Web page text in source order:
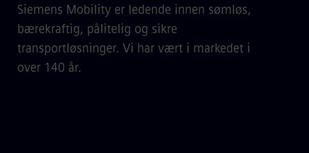
Siemens Mobility er ledende innen sømløs,
bærekraftig, pålitelig og sikre
transportløsninger. Vi har vært i markedet i
over 140 år.